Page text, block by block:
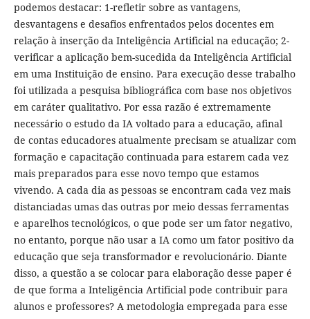
podemos destacar: 1-refletir sobre as vantagens,
desvantagens e desafios enfrentados pelos docentes em
relação à inserção da Inteligência Artificial na educação; 2-
verificar a aplicação bem-sucedida da Inteligência Artificial
em uma Instituição de ensino. Para execução desse trabalho
foi utilizada a pesquisa bibliográfica com base nos objetivos
em caráter qualitativo. Por essa razão é extremamente
necessário o estudo da IA voltado para a educação, afinal
de contas educadores atualmente precisam se atualizar com
formação e capacitação continuada para estarem cada vez
mais preparados para esse novo tempo que estamos
vivendo. A cada dia as pessoas se encontram cada vez mais
distanciadas umas das outras por meio dessas ferramentas
e aparelhos tecnológicos, o que pode ser um fator negativo,
no entanto, porque não usar a IA como um fator positivo da
educação que seja transformador e revolucionário. Diante
disso, a questão a se colocar para elaboração desse paper é
de que forma a Inteligência Artificial pode contribuir para
alunos e professores? A metodologia empregada para esse